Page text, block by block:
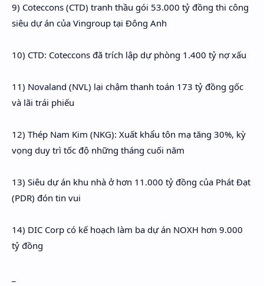
9) Coteccons (CTD) tranh thầu gói 53.000 tỷ đồng thi công
siêu dự án của Vingroup tại Đông Anh
10) CTD: Coteccons đã trích lập dự phòng 1.400 tỷ nợ xấu
11) Novaland (NVL) lại chậm thanh toán 173 tỷ đồng gốc
và lãi trái phiếu
12) Thép Nam Kim (NKG): Xuất khẩu tôn mạ tăng 30%, kỳ
vọng duy trì tốc độ những tháng cuối năm
13) Siêu dự án khu nhà ở hơn 11.000 tỷ đồng của Phát Đạt
(PDR) đón tin vui
14) DIC Corp có kế hoạch làm ba dự án NOXH hơn 9.000
tỷ đồng